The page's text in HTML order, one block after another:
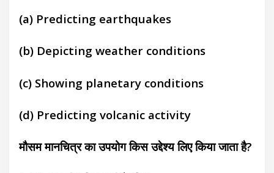
(a) Predicting earthquakes
(b) Depicting weather conditions
(c) Showing planetary conditions
(d) Predicting volcanic activity
मौसम मानचित्र का उपयोग किस उद्देश्य लिए किया जाताहै?